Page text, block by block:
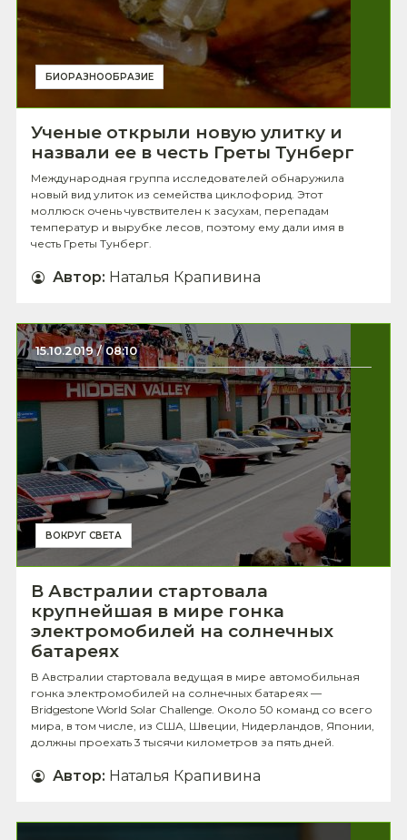
БИОРАЗНООБРАЗИЕ
Ученые открыли новую улитку и
назвали ее в честь Греты Тунберг
Международная группа исследователей обнаружила
новый вид улиток из семейства циклофорид. Этот
моллюск очень чувствителен к засухам, перепадам
температур и вырубке лесов, поэтому ему дали имя в
честь Греты Тунберг.
Автор: Наталья Крапивина
15.10.2019 / 08:10
ВОКРУГ СВЕТА
В Австралии стартовала
крупнейшая в мире гонка
электромобилей на солнечных
батареях
В Австралии стартовала ведущая в мире автомобильная
гонка электромобилей на солнечных батареях —
Bridgestone World Solar Challenge. Около 50 команд со всего
мира, в том числе, из США, Швеции, Нидерландов, Японии,
должны проехать 3 тысячи километров за пять дней.
Автор: Наталья Крапивина